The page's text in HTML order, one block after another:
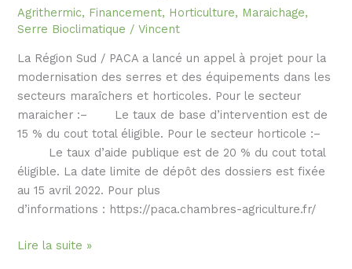
Agrithermic, Financement, Horticulture, Maraichage,
Serre Bioclimatique /Vincent
La Région Sud / PACA a lancé un appel à projet pour la
modernisation des serres et des équipements dans les
secteurs maraîchers et horticoles. Pour le secteur
maraicher :– Le taux de base d’intervention est de
15 % du cout total éligible. Pour le secteur horticole :–
Le taux d’aide publique est de 20 % du cout total
éligible. La date limite de dépôt des dossiers est fixée
au 15 avril 2022. Pour plus
d’informations : https://paca.chambres-agriculture.fr/
Lire la suite »